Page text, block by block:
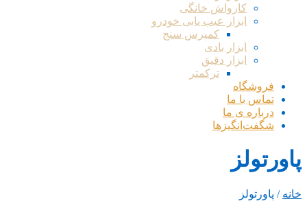
کارواش خانگی
ابزار عیب یابی خودرو
کمپرس سنج
ابزار بادی
ابزار دقیق
ترکمتر
فروشگاه
تماس با ما
درباره ی ما
شگفت‌انگیزها
پاورتولز
خانه / پاورتولز